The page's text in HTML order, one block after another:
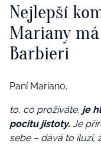
Nejlepší
Mariany
Barbieri
Paní Mariano,
to, co prožíváte, je
pocitu jistoty. Je
sebe – dává to iluzi,